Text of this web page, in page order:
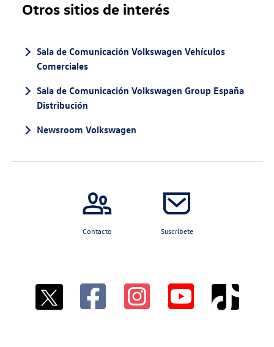
Otros sitios de interés
Sala de Comunicación Volkswagen Vehículos
Comerciales
Sala de Comunicación Volkswagen Group España
Distribución
Newsroom Volkswagen
Contacto Suscríbete